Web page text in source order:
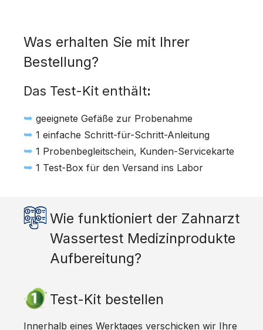
Was erhalten Sie mit Ihrer
Bestellung?
Das Test-Kit enthält:
➥ geeignete Gefäße zur Probenahme
➥ 1 einfache Schritt-für-Schritt-Anleitung
➥ 1 Probenbegleitschein, Kunden-Servicekarte
➥ 1 Test-Box für den Versand ins Labor
Wie funktioniert der Zahnarzt
Wassertest Medizinprodukte
Aufbereitung?
Test-Kit bestellen
Innerhalb eines Werktages verschicken wir Ihre